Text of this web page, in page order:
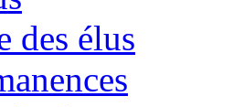
des élus